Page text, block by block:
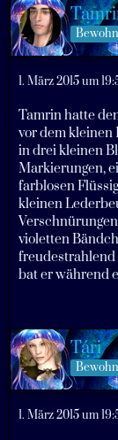
1. März 2015 um
Tamrin hatte
vor dem kleinen
in drei kleinen
Markierungen,
farblosen
kleinen
violetten
freudestrahlend
bat er während
Tári
1. März 2015 um